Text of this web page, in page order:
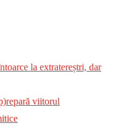
la extratereștri, dar
viitorul